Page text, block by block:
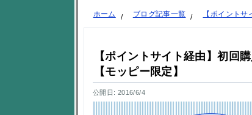
ホーム ブログ記事一覧 【ポイント
【ポイントサイト経由】初回
【モッピー限定】
公開日: 2016/6/4